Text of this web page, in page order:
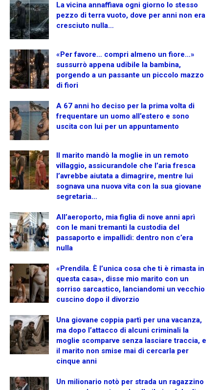
La vicina annaffiava ogni giorno lo stesso
pezzo di terra vuoto, dove per anni non era
cresciuto nulla…
«Per favore… compri almeno un fiore…»
sussurrò appena udibile la bambina,
porgendo a un passante un piccolo mazzo
di fiori
A 67 anni ho deciso per la prima volta di
frequentare un uomo all’estero e sono
uscita con lui per un appuntamento
Il marito mandò la moglie in un remoto
villaggio, assicurandole che l’aria fresca
l’avrebbe aiutata a dimagrire, mentre lui
sognava una nuova vita con la sua giovane
segretaria…
All’aeroporto, mia figlia di nove anni aprì
con le mani tremanti la custodia del
passaporto e impallidì: dentro non c’era
nulla
«Prendila. È l’unica cosa che ti è rimasta in
questa casa», disse mio marito con un
sorriso sarcastico, lanciandomi un vecchio
cuscino dopo il divorzio
Una giovane coppia partì per una vacanza,
ma dopo l’attacco di alcuni criminali la
moglie scomparve senza lasciare traccia, e
il marito non smise mai di cercarla per
cinque anni
Un milionario notò per strada un ragazzino